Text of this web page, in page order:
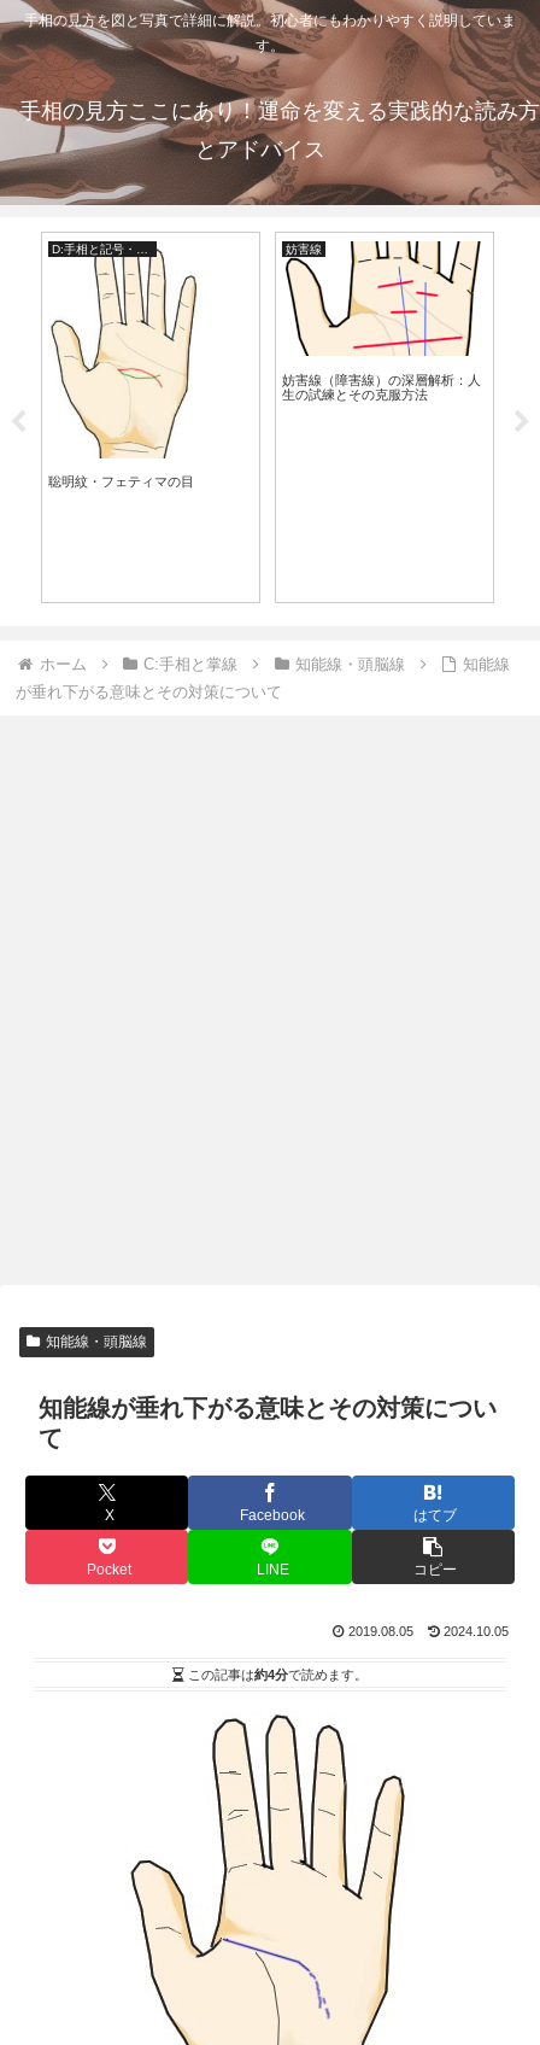
手相の見方を図と写真で詳細に解説。初心者にもわかりやすく説明していま
す。
手相の見方ここにあり！運命を変える実践的な読み方
とアドバイス
線（障害線）の深層解析：人
試練とその克服方法
知能線・頭脳線
知能線の起点部分が鎖状態である
太陽線
太陽線の特徴
ホーム C:手相と掌線 知能線・頭脳線
知能線
が垂れ下がる意味とその対策について
知能線・頭脳線
知能線が垂れ下がる意味とその対策につい
て
X Facebook はてブ
Pocket LINE コピー
2019.08.05 2024.10.05
この記事は約4分で読めます。